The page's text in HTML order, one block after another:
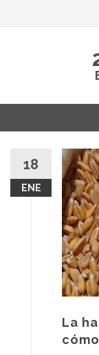
contenido
18
ENE
La